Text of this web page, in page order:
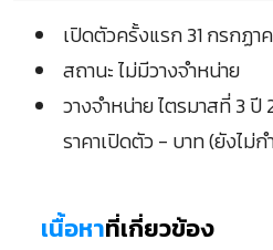
เปิดตัวครั้งแรก 31 กรกฏ
สถานะ ไม่มีวางจำหน่าย
วางจำหน่าย ไตรมาสที่ 3
ราคาเปิดตัว - บาท (ยังไม่
เนื้อหาที่เกี่ยวข้อง